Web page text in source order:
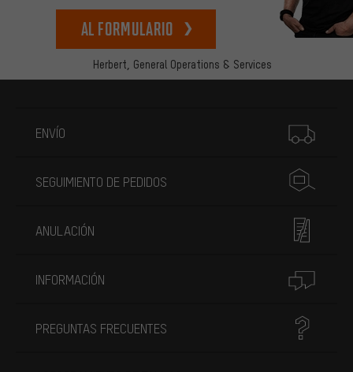
Herbert, General Operations & Services
Al formulario
ENVÍO
SEGUIMIENTO DE PEDIDOS
ANULACIÓN
INFORMACIÓN
PREGUNTAS FRECUENTES